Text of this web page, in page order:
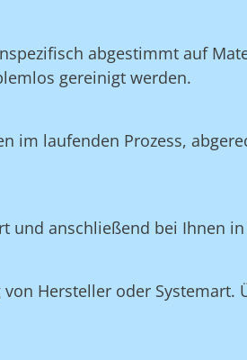
abgestimmt auf
gereinigt werden.
im laufenden Prozess,
anschließend bei Ihnen
Hersteller oder